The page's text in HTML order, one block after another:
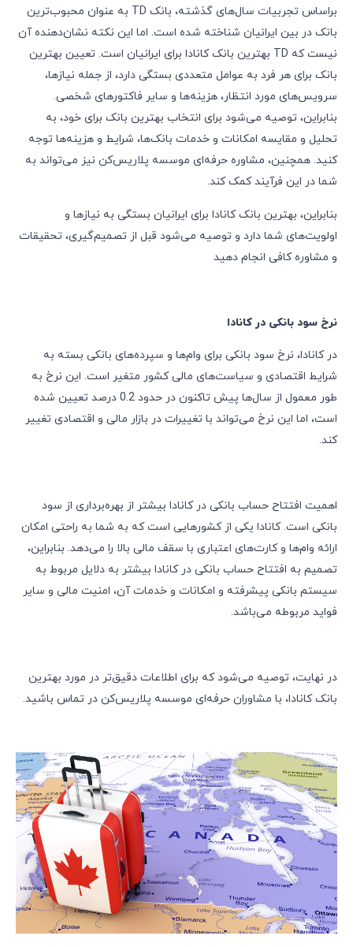
براساس تجربیات سال‌های گذشته، بانک TD به عنوان محبوب‌ترین
بانک در بین ایرانیان شناخته شده است. اما این نکته نشان‌دهنده آن
نیست که TD بهترین بانک کانادا برای ایرانیان است. تعیین بهترین
بانک برای هر فرد به عوامل متعددی بستگی دارد، از جمله نیازها،
سرویس‌های مورد انتظار، هزینه‌ها و سایر فاکتورهای شخصی.
بنابراین، توصیه می‌شود برای انتخاب بهترین بانک برای خود، به
تحلیل و مقایسه امکانات و خدمات بانک‌ها، شرایط و هزینه‌ها توجه
کنید. همچنین، مشاوره حرفه‌ای موسسه پلاریس‌کن نیز می‌تواند به
شما در این فرآیند کمک کند.
بنابراین، بهترین بانک کانادا برای ایرانیان بستگی به نیازها و
اولویت‌های شما دارد و توصیه می‌شود قبل از تصمیم‌گیری، تحقیقات
و مشاوره کافی انجام دهید
نرخ سود بانکی در کانادا
در کانادا، نرخ سود بانکی برای وام‌ها و سپرده‌های بانکی بسته به
شرایط اقتصادی و سیاست‌های مالی کشور متغیر است. این نرخ به
طور معمول از سال‌ها پیش تاکنون در حدود 0.2 درصد تعیین شده
است، اما این نرخ می‌تواند با تغییرات در بازار مالی و اقتصادی تغییر
کند.
اهمیت افتتاح حساب بانکی در کانادا بیشتر از بهره‌برداری از سود
بانکی است. کانادا یکی از کشورهایی است که به شما به راحتی امکان
ارائه وام‌ها و کارت‌های اعتباری با سقف مالی بالا را می‌دهد. بنابراین،
تصمیم به افتتاح حساب بانکی در کانادا بیشتر به دلایل مربوط به
سیستم بانکی پیشرفته و امکانات و خدمات آن، امنیت مالی و سایر
فواید مربوطه می‌باشد.
در نهایت، توصیه می‌شود که برای اطلاعات دقیق‌تر در مورد بهترین
بانک کانادا، با مشاوران حرفه‌ای موسسه پلاریس‌کن در تماس باشید.